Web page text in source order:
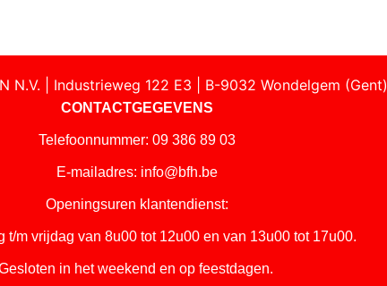
N.V. | Industrieweg 122 E3 | B-9032 Wondelgem (Gent)
CONTACTGEGEVENS
Telefoonnummer: 09 386 89 03
E-mailadres: info@bfh.be
Openingsuren klantendienst:
t/m vrijdag van 8u00 tot 12u00 en van 13u00 tot 17u00.
in het weekend en op feestdagen.